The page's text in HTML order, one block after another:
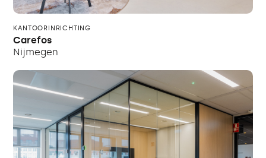
KANTOORINRICHTING
Carefos
Nijmegen